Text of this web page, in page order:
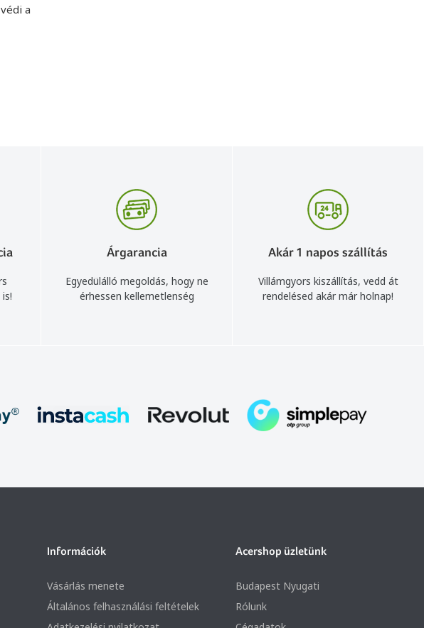
a
Árgarancia
Egyedülálló megoldás, hogy ne
érhessen kellemetlenség
Akár 1 napos szállítás
Villámgyors kiszállítás, vedd át
rendelésed akár már holnap!
Információk
Vásárlás menete
Általános felhasználási feltételek
Acershop üzletünk
Budapest Nyugati
Rólunk